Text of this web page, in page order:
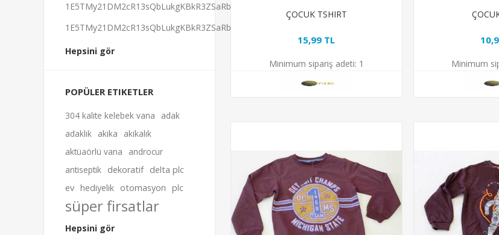
ÇOCUK TSHIRT
15,99 TL
Minimum sipariş adeti: 1 Minimum
1E5TMy21DM2cR13sQbLukgKBkR3ZSaRbeB
1E5TMy21DM2cR13sQbLukgKBkR3ZSaRbeB
Hepsini gör
POPÜLER ETIKETLER
304 kalite kelebek vana
adak
adaklık akika
akikalık
aktüaörlü vana
androcur
antiseptik dekoratif delta plc
ev hediyelik otomasyon plc
süper firsatlar
Hepsini gör